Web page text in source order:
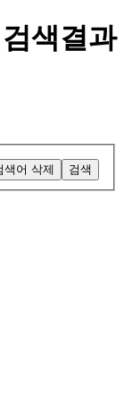
색결과
색어 삭제 검색